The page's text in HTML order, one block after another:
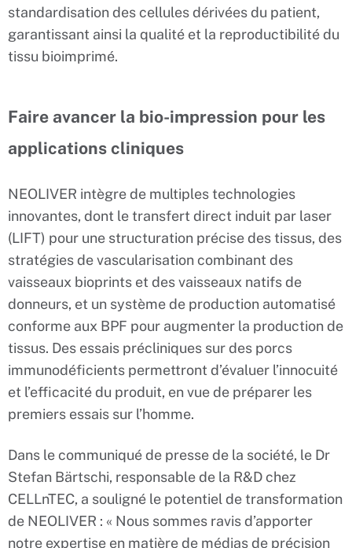
standardisation des cellules dérivées du patient,
garantissant ainsi la qualité et la reproductibilité du
tissu bioimprimé.
Faire avancer la bio-impression pour les
applications cliniques
NEOLIVER intègre de multiples technologies
innovantes, dont le transfert direct induit par laser
(LIFT) pour une structuration précise des tissus, des
stratégies de vascularisation combinant des
vaisseaux bioprints et des vaisseaux natifs de
donneurs, et un système de production automatisé
conforme aux BPF pour augmenter la production de
tissus. Des essais précliniques sur des porcs
immunodéficients permettront d’évaluer l’innocuité
et l’efficacité du produit, en vue de préparer les
premiers essais sur l’homme.
Dans le communiqué de presse de la société, le Dr
Stefan Bärtschi, responsable de la R&D chez
CELLnTEC, a souligné le potentiel de transformation
de NEOLIVER : « Nous sommes ravis d’apporter
notre expertise en matière de médias de précision